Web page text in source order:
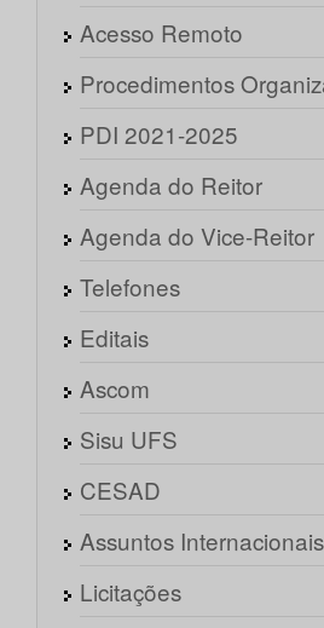
Acesso Remoto
Procedimentos
PDI 2021-2025
Agenda do Reitor
Agenda do Vice-Reitor
Telefones
Editais
Ascom
Sisu UFS
CESAD
Assuntos Internacionais
Licitações